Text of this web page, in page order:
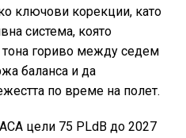
ключови корекции, като
система, която
гориво между седем
баланса и да
по време на полет.
цели 75 PLdB до 2027